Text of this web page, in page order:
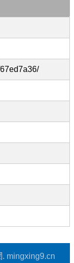
mingxing9.cn